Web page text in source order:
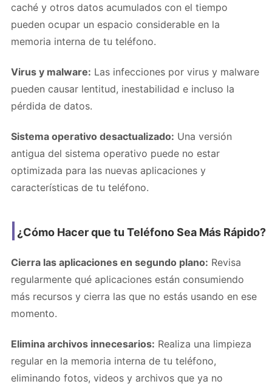
caché y otros datos acumulados con el tiempo
pueden ocupar un espacio considerable en la
memoria interna de tu teléfono.
Virus y malware: Las infecciones por virus y malware
pueden causar lentitud, inestabilidad e incluso la
pérdida de datos.
Sistema operativo desactualizado: Una versión
antigua del sistema operativo puede no estar
optimizada para las nuevas aplicaciones y
características de tu teléfono.
¿Cómo Hacer que tu Teléfono Sea Más Rápido?
Cierra las aplicaciones en segundo plano: Revisa
regularmente qué aplicaciones están consumiendo
más recursos y cierra las que no estás usando en ese
momento.
Elimina archivos innecesarios: Realiza una limpieza
regular en la memoria interna de tu teléfono,
eliminando fotos, videos y archivos que ya no